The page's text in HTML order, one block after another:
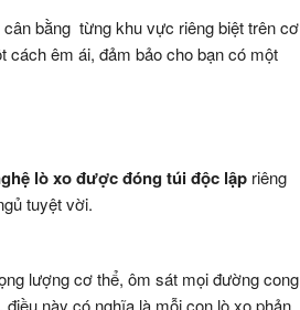
bằng từng khu vực riêng biệt trên cơ
cách êm ái, đảm bảo cho bạn có một
lò xo được đóng túi độc lập riêng
tuyệt vời.
lượng cơ thể, ôm sát mọi đường cong
này có nghĩa là mỗi con lò xo phản